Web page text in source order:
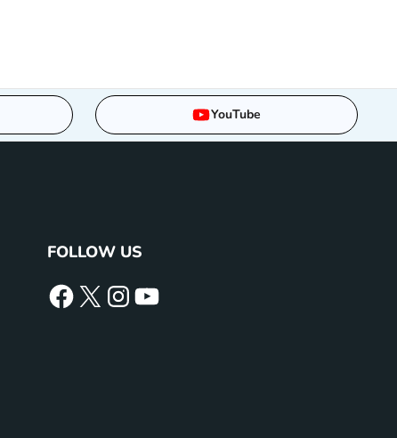
YouTube
FOLLOW US